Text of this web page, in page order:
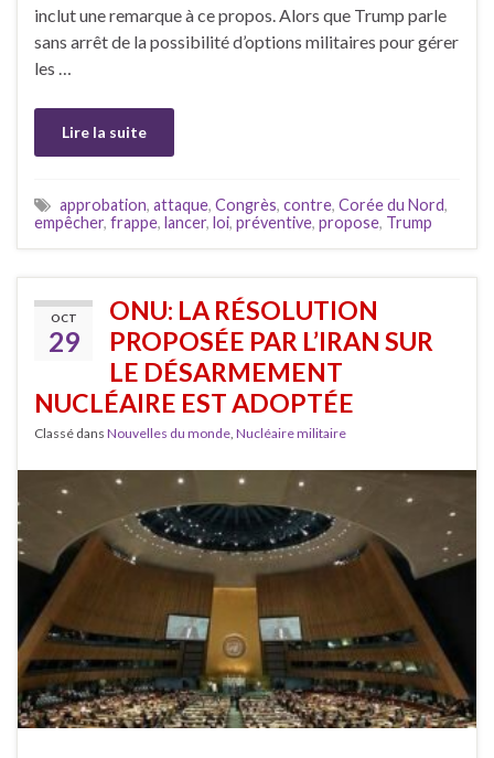
inclut une remarque à ce propos. Alors que Trump parle
sans arrêt de la possibilité d’options militaires pour gérer
les …
Lire la suite
approbation, attaque, Congrès, contre, Corée du Nord,
empêcher, frappe, lancer, loi, préventive, propose, Trump
OCT
29
ONU: LA RÉSOLUTION
PROPOSÉE PAR L’IRAN SUR
LE DÉSARMEMENT
NUCLÉAIRE EST ADOPTÉE
Classé dans Nouvelles du monde Nucléaire militaire